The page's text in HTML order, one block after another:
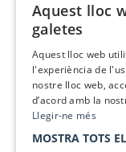
Aquest lloc
galetes
Aquest lloc web
l'experiència de
nostre lloc web,
d’acord amb la
Llegir-ne més
MOSTRA TOTS